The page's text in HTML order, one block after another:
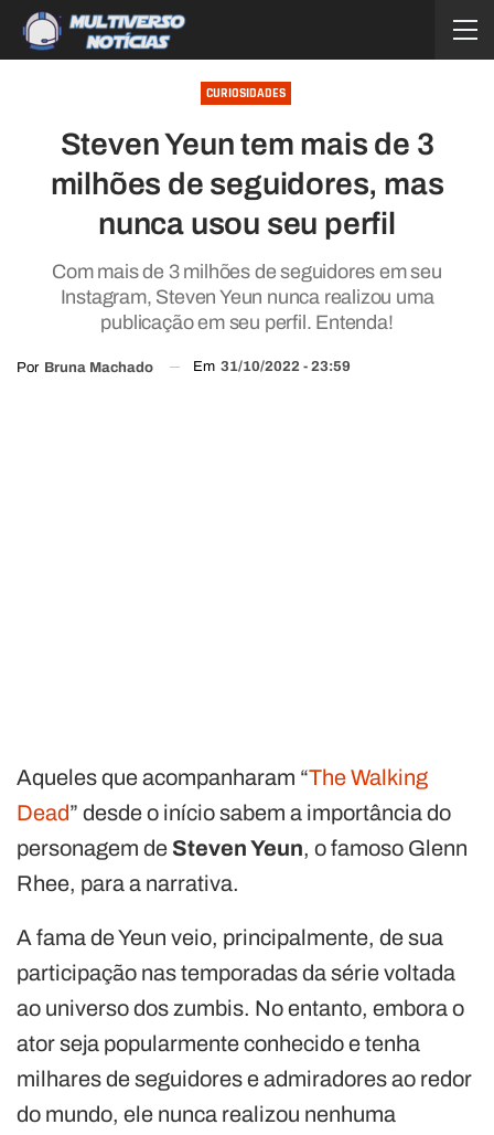
CURIOSIDADES
Steven Yeun tem mais de 3
milhões de seguidores, mas
nunca usou seu perfil
Com mais de 3 milhões de seguidores em seu
Instagram, Steven Yeun nunca realizou uma
publicação em seu perfil. Entenda!
Por Bruna Machado Em 31/10/2022 - 23:59
Aqueles que acompanharam “The Walking
Dead” desde o início sabem a importância do
personagem de Steven Yeun, o famoso Glenn
Rhee, para a narrativa.
A fama de Yeun veio, principalmente, de sua
participação nas temporadas da série voltada
ao universo dos zumbis. No entanto, embora o
ator seja popularmente conhecido e tenha
milhares de seguidores e admiradores ao redor
do mundo, ele nunca realizou nenhuma